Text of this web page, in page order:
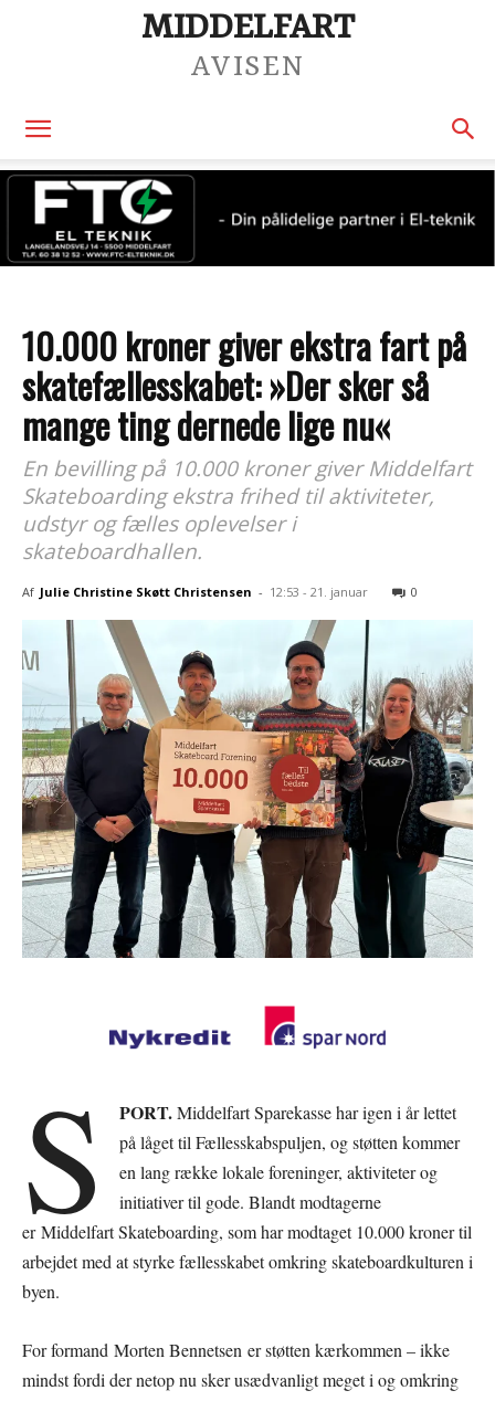
MIDDELFART
AVISEN
10.000 kroner giver ekstra fart på
skatefællesskabet: »Der sker så
mange ting dernede lige nu«
En bevilling på 10.000 kroner giver Middelfart
Skateboarding ekstra frihed til aktiviteter,
udstyr og fælles oplevelser i
skateboardhallen.
Af Julie Christine Skøtt Christensen - 12:53 - 21. januar 0
S PORT.Middelfart Sparekasse har igen i år lettet
på låget til Fællesskabspuljen, og støtten kommer
en lang række lokale foreninger, aktiviteter og
initiativer til gode. Blandt modtagerne
er Middelfart Skateboarding, som har modtaget 10.000 kroner til
arbejdet med at styrke fællesskabet omkring skateboardkulturen i
byen.
For formand Morten Bennetsen er støtten kærkommen – ikke
mindst fordi der netop nu sker usædvanligt meget i og omkring